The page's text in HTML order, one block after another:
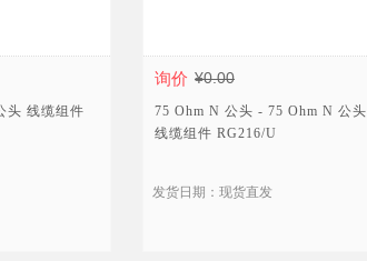
头 线缆组件
询价 ¥0.00
75 Ohm N 公头 - 75 Ohm N 公头
线缆组件 RG216/U
发货日期：现货直发